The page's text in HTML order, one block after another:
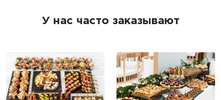
У нас часто заказывают